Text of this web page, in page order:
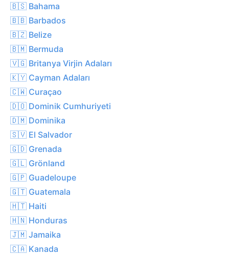
🇧🇸 Bahama
🇧🇧 Barbados
🇧🇿 Belize
🇧🇲 Bermuda
🇻🇬 Britanya Virjin Adaları
🇰🇾 Cayman Adaları
🇨🇼 Curaçao
🇩🇴 Dominik Cumhuriyeti
🇩🇲 Dominika
🇸🇻 El Salvador
🇬🇩 Grenada
🇬🇱 Grönland
🇬🇵 Guadeloupe
🇬🇹 Guatemala
🇭🇹 Haiti
🇭🇳 Honduras
🇯🇲 Jamaika
🇨🇦 Kanada